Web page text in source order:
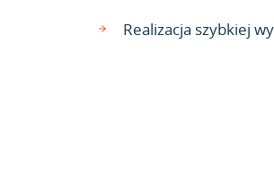
Realizacja szybkiej